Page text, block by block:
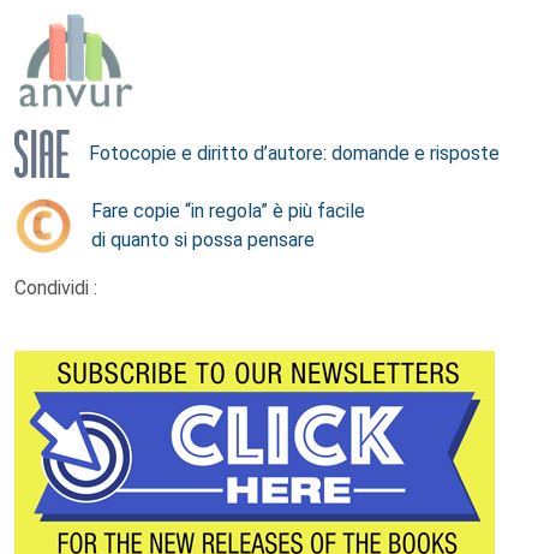
Fotocopie e diritto d’autore: domande e risposte
Fare copie “in regola” è più facile
di quanto si possa pensare
Condividi :